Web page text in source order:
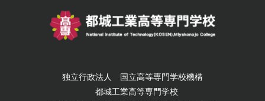
独立行政法人 国立高等専門学校機構
都城工業高等専門学校